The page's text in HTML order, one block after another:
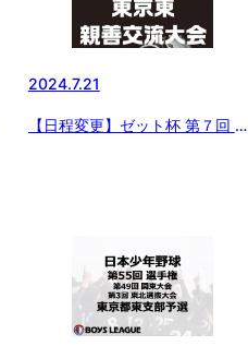
2024.7.21
【日程変更】ゼット杯 第７回 日